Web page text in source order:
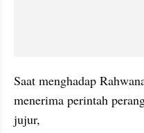
Saat menghadap
menerima perintah
jujur,